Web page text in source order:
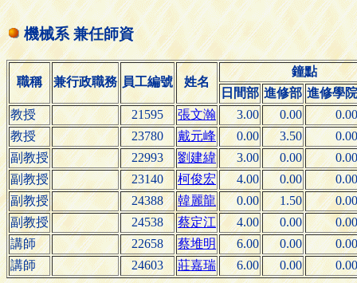
機械系 兼任師資
職稱 兼行政職務 員工編號 姓名
鐘點
日間部 進修部 進修學院
教授
21595 張文瀚 3.00 0.00
0.00
教授
23780 戴元峰 0.00 3.50
0.00
副教授
22993 劉建緯 3.00 0.00
0.00
副教授
23140 柯俊宏 4.00 0.00
0.00
副教授
24388 韓麗龍 0.00 1.50
0.00
副教授
24538 蔡定江 4.00 0.00
0.00
講師
22658 蔡堆明 6.00 0.00
0.00
講師
24603 莊嘉瑞 6.00 0.00 0.00